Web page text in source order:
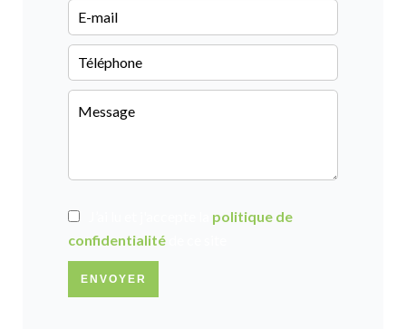
politique de
confidentialité
ENVOYER